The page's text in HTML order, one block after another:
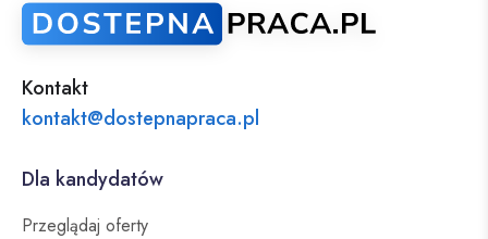
Kontakt
kontakt@dostepnapraca.pl
Dla kandydatów
Przeglądaj oferty